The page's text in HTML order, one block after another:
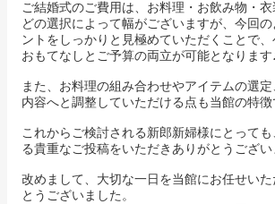
ご結婚式のご費用は、お料理・お飲み物・
どの選択によって幅がございますが、今回
ントをしっかりと見極めていただくことで
おもてなしとご予算の両立が可能となります
また、お料理の組み合わせやアイテムの選
内容へと調整していただける点も当館の特徴
これからご検討される新郎新婦様にとって
る貴重なご投稿をいただきありがとうござい
改めまして、大切な一日を当館にお任せい
とうございました。